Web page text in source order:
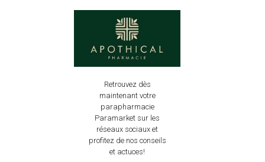
Retrouvez dès
maintenant votre
parapharmacie
Paramarket sur les
réseaux sociaux et
profitez de nos conseils
et actuces!